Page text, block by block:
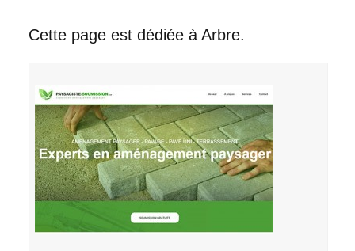
Cette page est dédiée à Arbre.